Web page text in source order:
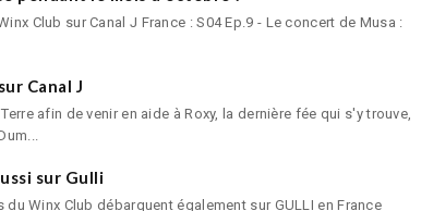
Club sur Canal J France : S04 Ep.9 - Le concert de Musa :
Canal J
afin de venir en aide à Roxy, la dernière fée qui s'y trouve,
sur Gulli
Winx Club débarquent également sur GULLI en France